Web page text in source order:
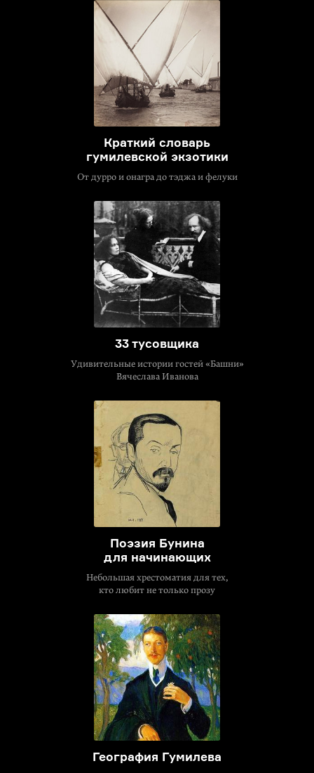
Краткий словарь
гумилевской экзотики
От дурро и онагра до тэджа и фелуки
33 тусовщика
Удивительные истории гостей «Башни»
Вячеслава Иванова
Поэзия Бунина
для начинающих
Небольшая хрестоматия для тех,
кто любит не только прозу
География Гумилева